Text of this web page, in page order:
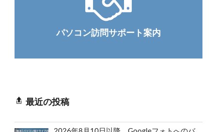
パソコン訪問サポート案内
最近の投稿